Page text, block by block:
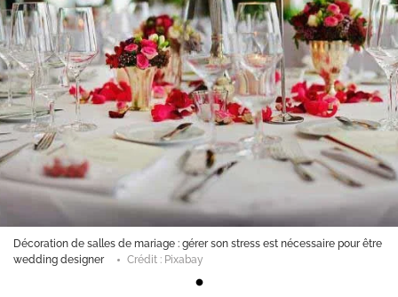
Décoration de salles de mariage : gérer son stress est nécessaire pour être
wedding designer
Crédit : Pixabay